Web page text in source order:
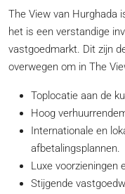
The View van Hurghada
het is een verstandige
vastgoedmarkt. Dit zijn
overwegen om in The
Toplocatie aan de
Hoog
Internationale en
afbetalingsplannen.
Luxe voorzieningen
Stijgende